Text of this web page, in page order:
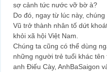
sợ cảnh tức nước vỡ bờ à?
Do đó, ngay từ lúc này,
Vũ trở thành nhân tố dứt
khỏi xã hội Việt Nam.
Chúng ta cũng có thể dùng
những người trẻ tuổi khác
anh Điếu Cày, AnhBaSaigon